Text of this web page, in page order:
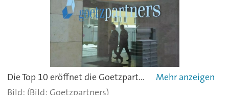
Die Top 10 eröffnet die Goetzpartners Group mit einem Umsatz von 125,2 Millionen Euro im Jahr 2020. -
(Bild: Goetzpartners)